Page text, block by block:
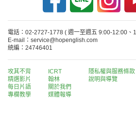
電話：02-2727-1778 ( 週一至週五 9:00-12:00、
E-mail：service@hopenglish.com
統編：24746401
攻其不背
精選影片
每日片語
專欄教學
ICRT
翰林
關於我們
媒體報導
隱私權與服務條款
說明與導覽